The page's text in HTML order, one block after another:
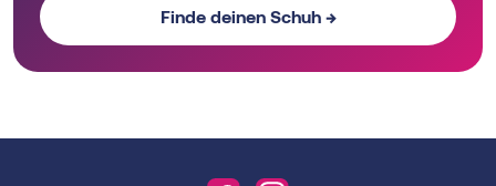
Finde deinen Schuh →